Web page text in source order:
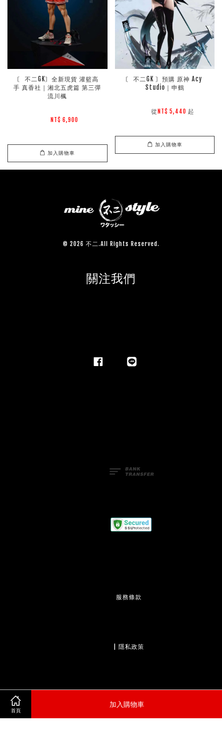
首頁
加入購物車
〘 不二GK〙全新現貨 灌籃高
手 真香社｜湘北五虎篇 第三彈
流川楓
NT$ 6,900
加入購物車
〘 不二GK 〙預購 原神 Acy
Studio｜申鶴
        從
NT$ 5,440 起
加入購物車
© 2026 不二.All Rights Reserved.
關注我們
服務條款
隱私政策